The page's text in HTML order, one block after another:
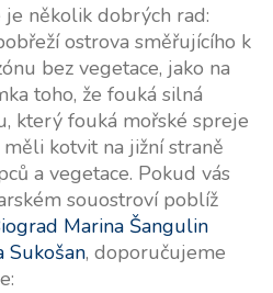
několik dobrých rad:
ostrova směřujícího k
bez vegetace, jako na
toho, že fouká silná
který fouká mořské spreje
kotvit na jižní straně
a vegetace. Pokud vás
souostroví poblíž
Marina Šangulin
Sukošan, doporučujeme